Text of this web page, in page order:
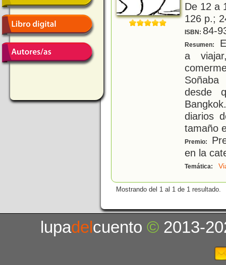
De 12 a
126 p.;
ISBN: 84-
Resumen:
a
desde
diarios
tamaño
Premio:
en la
Temática:
Mostrando del 1 al 1 de 1 resultado.
lupadelcuento© 2013-